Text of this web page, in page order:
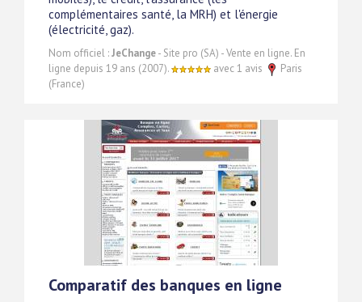
complémentaires santé, la MRH) et l'énergie
(électricité, gaz).
Nom officiel :JeChange- Site pro (SA) - Vente en ligne. En
ligne depuis 19 ans (2007).
avec 1 avis
Paris
(France)
Comparatif des banques en ligne